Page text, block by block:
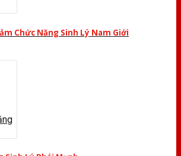
Chức Năng Sinh Lý Nam Giới